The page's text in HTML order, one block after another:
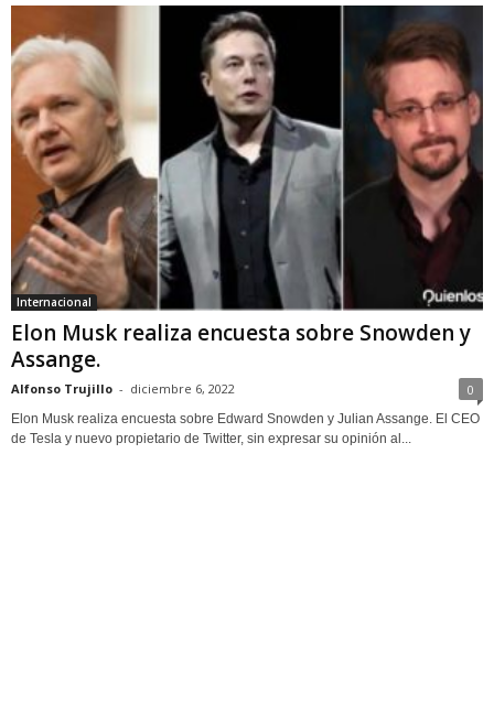
Internacional
Elon Musk realiza encuesta sobre Snowden y
Assange.
Alfonso Trujillo - diciembre 6, 2022 0
Elon Musk realiza encuesta sobre Edward Snowden y Julian Assange. El CEO
de Tesla y nuevo propietario de Twitter, sin expresar su opinión al...